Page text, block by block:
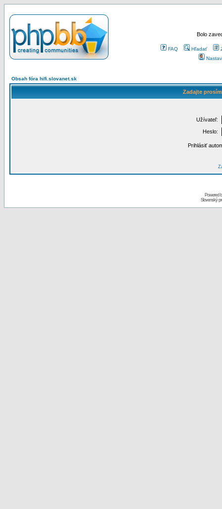
Bolo
FAQ Hľadať
Obsah fóra hifi.slovanet.sk
Zadajte
Užívateľ:
Heslo:
Prihlásiť
Powered
Slovenský